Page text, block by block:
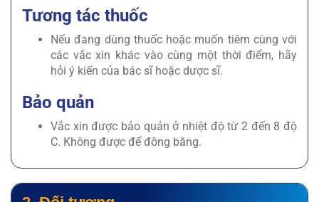
Tương tác thuốc
Nếu đang dùng thuốc hoặc muốn tiêm cùng với
các vắc xin khác vào cùng một thời điểm, hãy
hỏi ý kiến của bác sĩ hoặc dược sĩ.
Bảo quản
Vắc xin được bảo quản ở nhiệt độ từ 2 đến 8 độ
C. Không được để đông băng.